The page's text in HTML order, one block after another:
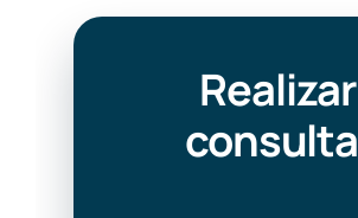
Realizar
consulta